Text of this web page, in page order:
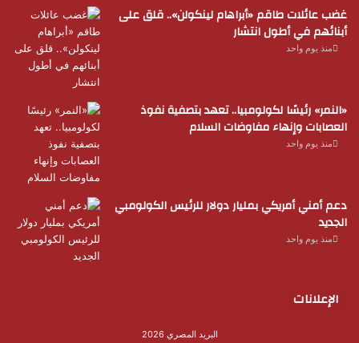
غضب عائلات طاقم «أبراهام لينكولن».. قلق على
أبنائهم في أطول انتشار
منذ يوم واحد
«النمر» رئيسًا لكولومبيا.. تعهد بتصفية نفوذ
العصابات وإنهاء مفاوضات السلام
منذ يوم واحد
دعم أمني أمريكي بمليار دولار للرئيس الكولومبي
الجديد
منذ يوم واحد
الإعلانات
البريد المصري 2026